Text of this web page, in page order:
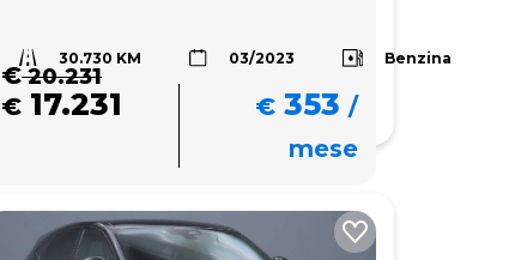
30.730 KM 03/2023 Benzina
€20.231
€ 17.231 € 353 /
mese